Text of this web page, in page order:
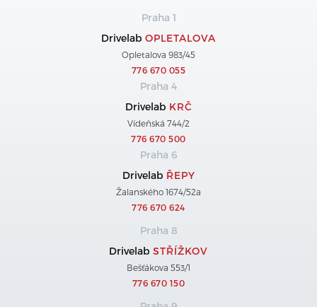
Praha 1
Drivelab OPLETALOVA
Opletalova 983/45
776 670 055
Praha 4
Drivelab KRČ
Vídeňská 744/2
776 670 500
Praha 6
Drivelab ŘEPY
Žalanského 1674/52a
776 670 624
Praha 8
Drivelab STŘÍŽKOV
Bešťákova 553/1
776 670 150